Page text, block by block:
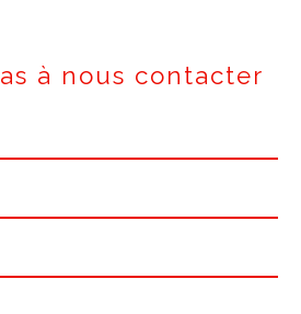
à nous contacter